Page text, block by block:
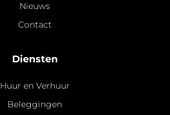
Nieuws
Contact
Diensten
Huur en Verhuur
Beleggingen